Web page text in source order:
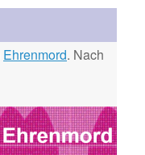
Ehrenmord. Nach